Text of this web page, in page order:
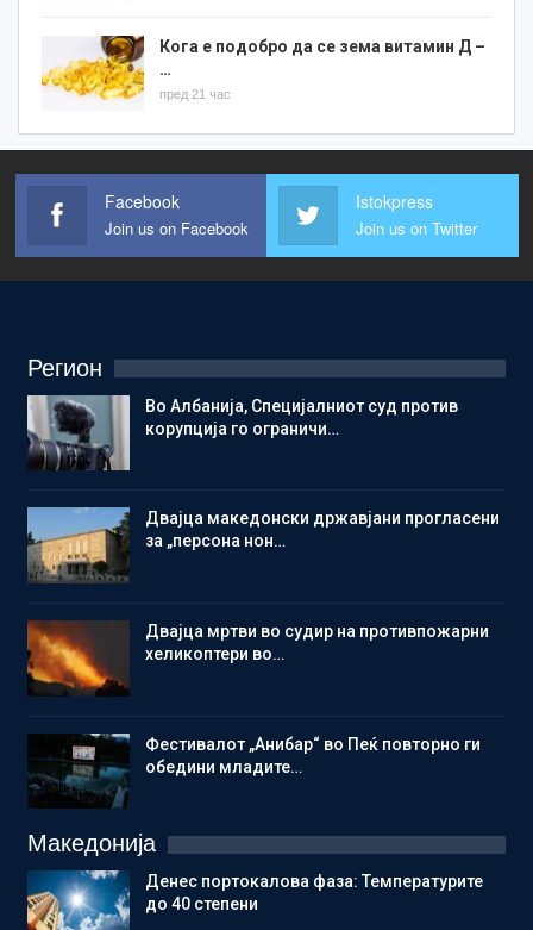
Кога е подобро да се зема витамин Д –
…
пред 21 час
Facebook
Join us on Facebook
Istokpress
Join us on Twitter
Регион
Во Албанија, Специјалниот суд против
корупција го ограничи…
Двајца македонски државјани прогласени
за „персона нон…
Двајца мртви во судир на противпожарни
хеликоптери во…
Фестивалот „Анибар“ во Пеќ повторно ги
обедини младите…
Македонија
Денес портокалова фаза: Температурите
до 40 степени